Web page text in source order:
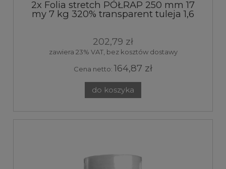
2x Folia stretch PÓŁRAP 250 mm 17
my 7 kg 320% transparent tuleja 1,6
202,79 zł
zawiera 23% VAT, bez kosztów dostawy
Cena netto: 164,87 zł
do koszyka